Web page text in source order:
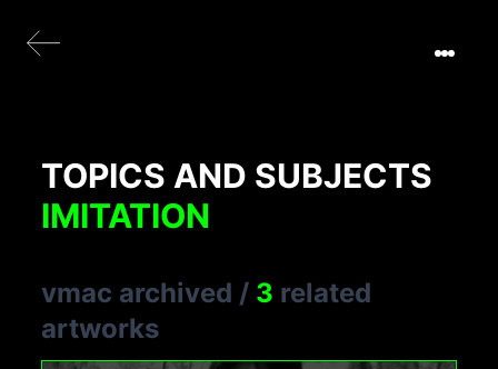
TOPICS AND SUBJECTS
IMITATION
vmac archived / 3 related
artworks